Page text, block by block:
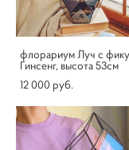
флорариум Луч с
Гинсенг, высота 53см
12 000 pуб.